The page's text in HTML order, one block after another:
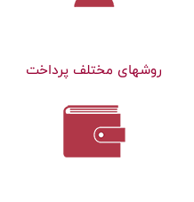
روشهای مختلف پرداخت